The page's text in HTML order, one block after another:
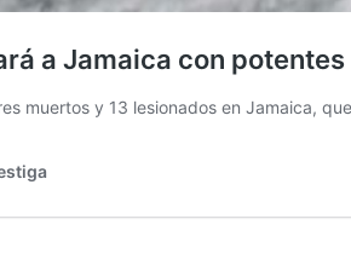
a Jamaica con
muertos y 13 lesionados en Jamaica,